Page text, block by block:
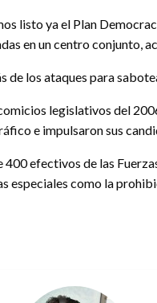
listo ya el Plan
en un centro conjunto,
de los ataques para
legislativos del
e impulsaron sus
400 efectivos de las
especiales como la